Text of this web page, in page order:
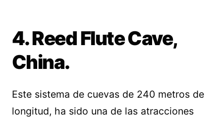
4. Reed Flute Cave,
China.
Este sistema de cuevas de 240 metros de
longitud, ha sido una de las atracciones